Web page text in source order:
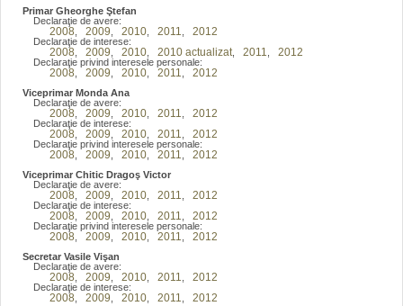
Primar Gheorghe Ştefan
Declaraţie de avere:
2008 2009 2010 2011 2012
Declaraţie de interese:
2008 2009 2010 2010 actualizat 2011 2012
Declaraţie privind interesele personale:
2008 2009 2010 2011 2012
Viceprimar Monda Ana
Declaraţie de avere:
2008 2009 2010 2011 2012
Declaraţie de interese:
2008 2009 2010 2011 2012
Declaraţie privind interesele personale:
2008 2009 2010 2011 2012
Viceprimar Chitic Dragoş Victor
Declaraţie de avere:
2008 2009 2010 2011 2012
Declaraţie de interese:
2008 2009 2010 2011 2012
Declaraţie privind interesele personale:
2008 2009 2010 2011 2012
Secretar Vasile Vişan
Declaraţie de avere:
2008 2009 2010 2011 2012
Declaraţie de interese:
2008 2009 2010 2011 2012